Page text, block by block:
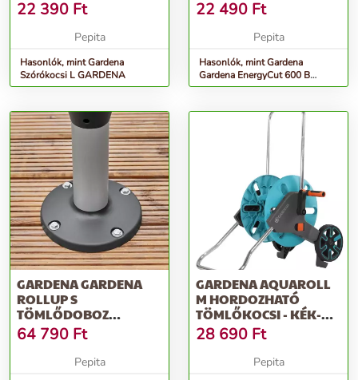
22 390 Ft
Pepita
Hasonlók, mint Gardena
Szórókocsi L GARDENA
22 490 Ft
Pepita
Hasonlók, mint Gardena
Gardena EnergyCut 600 B
Ágvágó
GARDENA GARDENA
ROLLUP S
TÖMLŐDOBOZ
TERASZRA
64 790 Ft
Pepita
GARDENA AQUAROLL
M HORDOZHATÓ
TÖMLŐKOCSI - KÉK-
SZÜRKE
28 690 Ft
Pepita